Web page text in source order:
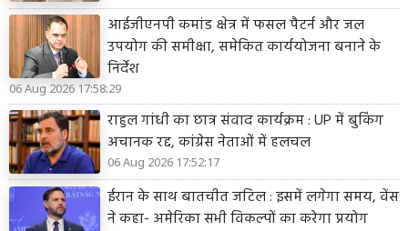
आईजीएनपी कमांड क्षेत्र में फसल पैटर्न और जल
उपयोग की समीक्षा, समेकित कार्ययोजना बनाने के
निर्देश
06 Aug 2026 17:58:29
राहुल गांधी का छात्र संवाद कार्यक्रम : UP में बुकिंग
अचानक रद्द, कांग्रेस नेताओं में हलचल
06 Aug 2026 17:52:17
ईरान के साथ बातचीत जटिल : इसमें लगेगा समय, वेंस
ने कहा- अमेरिका सभी विकल्पों का करेगा प्रयोग